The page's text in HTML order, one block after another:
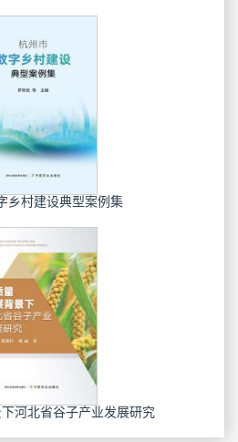
乡村建设典型案例集
河北省谷子产业发展研究